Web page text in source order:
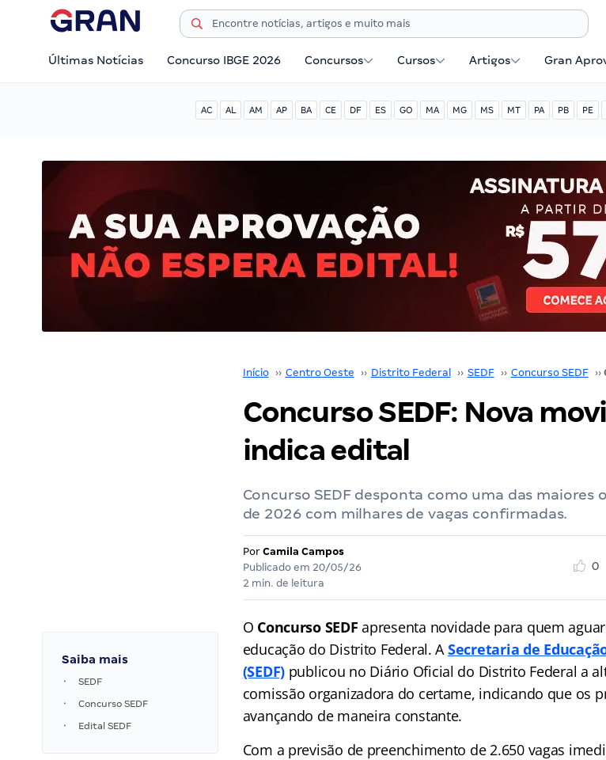
Últimas Notícias Concurso IBGE 2026 Concursos Cursos Artigos Gran
AC AL AM AP BA CE DF ES GO MA MG MS MT PA PB PE
Início ›› Centro Oeste ›› Distrito Federal ›› SEDF ›› Concurso SEDF ››
Concurso SEDF: Nova
indica edital
Concurso SEDF desponta como uma das
de 2026 com milhares de vagas confirmadas.
Por Camila Campos
Publicado em 20/05/26
2 min. de leitura
0
Saiba mais
SEDF
Concurso SEDF
Edital SEDF
O Concurso SEDF apresenta novidade para quem
educação do Distrito Federal. ASecretaria de
(SEDF)publicou no Diário Oficial do Distrito Federal a
comissão organizadora do certame, indicando que os
avançando de maneira constante.
Com a previsão de preenchimento de 2.650 vagas